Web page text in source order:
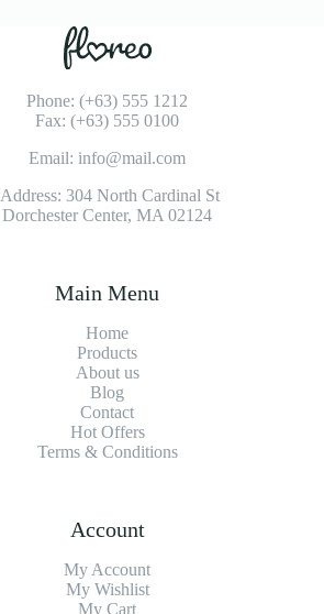
Phone: (+63) 555 1212
Fax: (+63) 555 0100
Email: info@mail.com
Address: 304 North Cardinal St.
Dorchester Center, MA 02124
Main Menu
Home
Products
About us
Blog
Contact
Hot Offers
Terms & Conditions
Account
My Account
My Wishlist
My Cart